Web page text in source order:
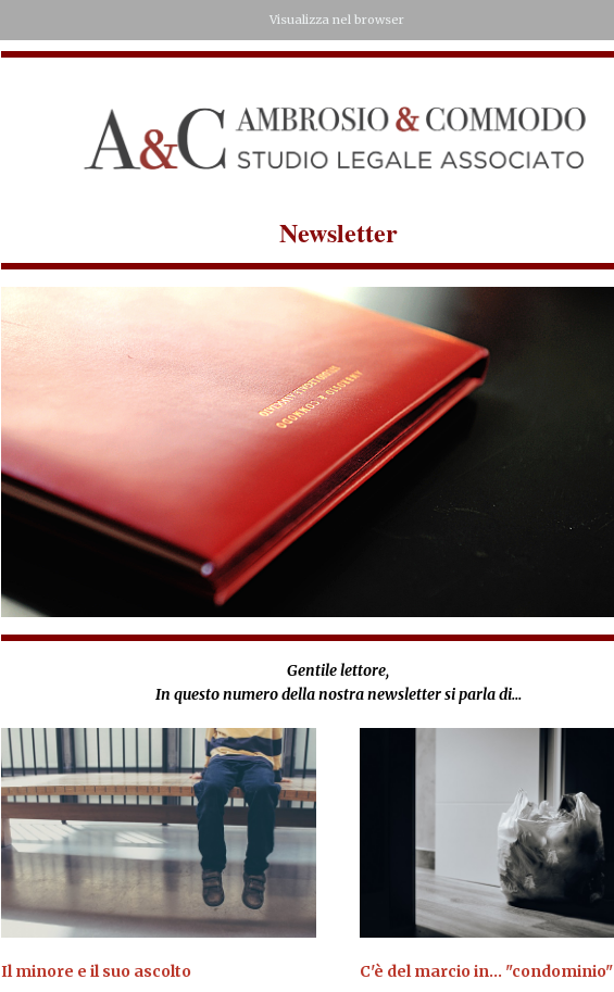
Visualizza nel browser
‍Newsletter
Gentile lettore,
In questo numero della nostra newsletter si parla di...
Il minore e il suo ascolto C'è del marcio in... "condominio"